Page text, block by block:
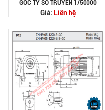
GÓC TỶ SỐ TRUYỀN 1/50000
Giá: Liên hệ